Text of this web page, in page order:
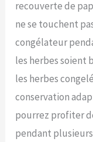
recouverte de
ne se touchent
congélateur
les herbes soient
les herbes
conservation
pourrez profiter
pendant